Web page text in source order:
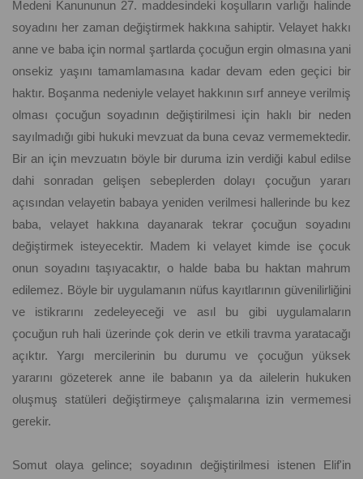
Medeni Kanununun 27. maddesindeki koşulların varlığı halinde
soyadını her zaman değiştirmek hakkına sahiptir. Velayet hakkı
anne ve baba için normal şartlarda çocuğun ergin olmasına yani
onsekiz yaşını tamamlamasına kadar devam eden geçici bir
haktır. Boşanma nedeniyle velayet hakkının sırf anneye verilmiş
olması çocuğun soyadının değiştirilmesi için haklı bir neden
sayılmadığı gibi hukuki mevzuat da buna cevaz vermemektedir.
Bir an için mevzuatın böyle bir duruma izin verdiği kabul edilse
dahi sonradan gelişen sebeplerden dolayı çocuğun yararı
açısından velayetin babaya yeniden verilmesi hallerinde bu kez
baba, velayet hakkına dayanarak tekrar çocuğun soyadını
değiştirmek isteyecektir. Madem ki velayet kimde ise çocuk
onun soyadını taşıyacaktır, o halde baba bu haktan mahrum
edilemez. Böyle bir uygulamanın nüfus kayıtlarının güvenilirliğini
ve istikrarını zedeleyeceği ve asıl bu gibi uygulamaların
çocuğun ruh hali üzerinde çok derin ve etkili travma yaratacağı
açıktır. Yargı mercilerinin bu durumu ve çocuğun yüksek
yararını gözeterek anne ile babanın ya da ailelerin hukuken
oluşmuş statüleri değiştirmeye çalışmalarına izin vermemesi
gerekir.
Somut olaya gelince; soyadının değiştirilmesi istenen Elif'in